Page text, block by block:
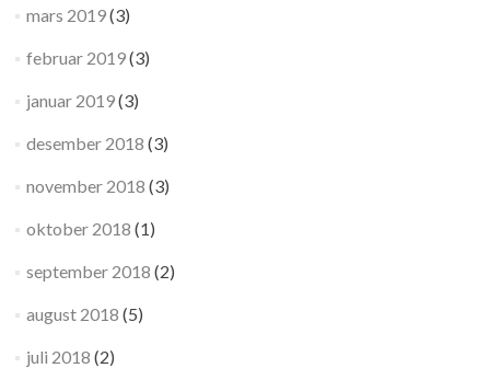
mars 2019(3)
februar 2019(3)
januar 2019(3)
desember 2018 (3)
november 2018 (3)
oktober 2018 (1)
september 2018 (2)
august 2018 (5)
juli 2018 (2)